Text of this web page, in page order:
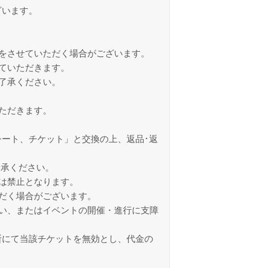
ます。
せていただく場合がございます。
ただきます。
ください。
きます。
ト、チケット」と交換の上、返品･返
ください。
止となります。
場合がございます。
、またはイベントの開催・進行に支障
て当該チケットを無効とし、代金の